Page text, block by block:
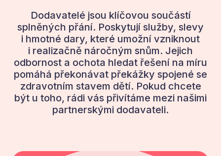
Dodavatelé jsou klíčovou součástí
splněných přání. Poskytují služby, slevy
i hmotné dary, které umožní vzniknout
i realizačně náročným snům. Jejich
odbornost a ochota hledat řešení na míru
pomáhá překonávat překážky spojené se
zdravotním stavem dětí. Pokud chcete
být u toho, rádi vás přivítáme mezi našimi
partnerskými dodavateli.